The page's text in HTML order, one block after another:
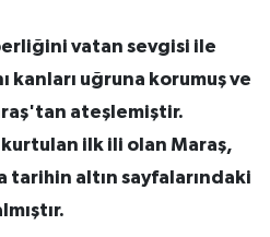
vatan sevgisi ile
kanları uğruna korumuş ve
ateşlemiştir.
ilk ili olan Maraş,
tarihin altın sayfalarındaki